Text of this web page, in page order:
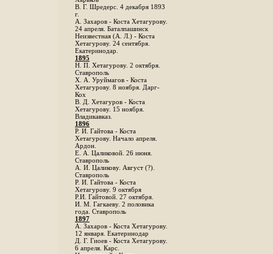
B. Г. Шредерс. 4 декабря 1893
г.
А. Захаров - Коста Хетагурову.
24 апреля. Баталпашинск
Неизвестная (А. Л.) - Коста
Хетагурову. 24 сентября.
Екатеринодар.
1895
Н. П. Хетагурову. 2 октября.
Ставрополь
X. А. Уруймагов - Коста
Хетагурову. 8 ноября. Дарг-
Кох
В. Д. Хетагуров - Коста
Хетагурову. 15 ноября.
Владикавказ.
1896
Р. И. Гайтова - Коста
Хетагурову. Начало апреля.
Ардон.
Е. А. Цаликовой. 26 июня.
Ставрополь
А. И. Цаликову. Август (?).
Ставрополь
Р. И. Гайтова - Коста
Хетагурову. 9 октября
Р.И. Гайтовой. 27 октября.
И. М. Гагкаеву. 2 половика
года. Ставрополь
1897
А. Захаров - Коста Хетагурову.
12 января. Екатеринодар
Д. Г. Гиоев - Коста Хетагурову.
6 апреля. Карс.